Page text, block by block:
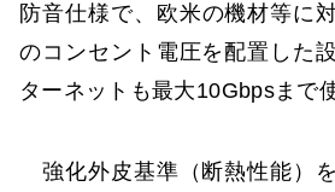
防音仕様で、欧米の機材等に
のコンセント電圧を配置した
ターネットも最大10Gbpsまで
強化外皮基準（断熱性能）